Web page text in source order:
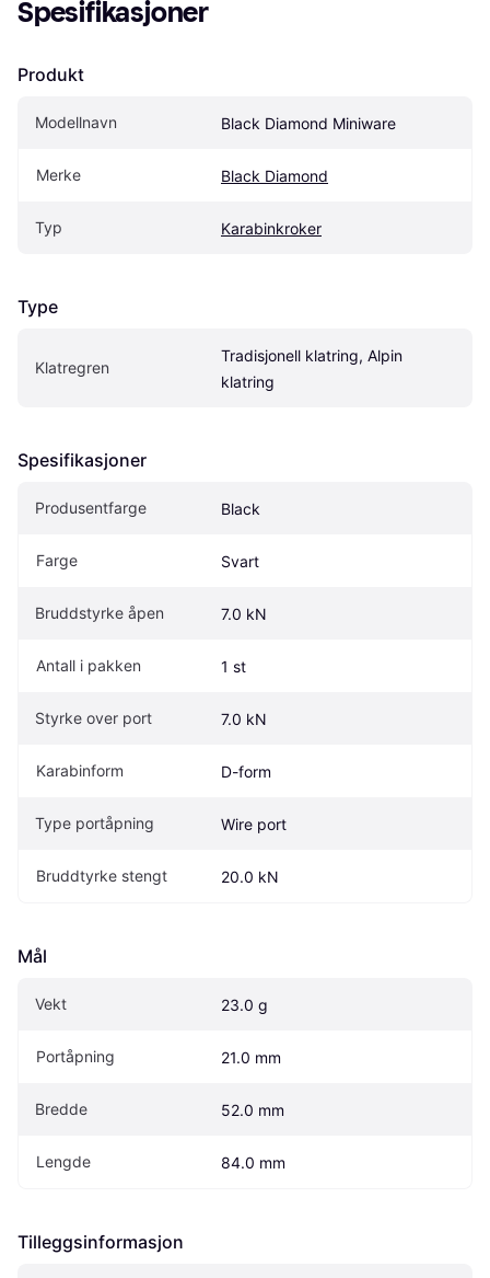
Spesifikasjoner
Produkt
Modellnavn Black Diamond Miniware
Merke Black Diamond
Typ Karabinkroker
Type
Klatregren
Tradisjonell klatring, Alpin
klatring
Spesifikasjoner
Produsentfarge Black
Farge Svart
Bruddstyrke åpen 7.0 kN
Antall i pakken 1 st
Styrke over port 7.0 kN
Karabinform D-form
Type portåpning Wire port
Bruddtyrke stengt 20.0 kN
Mål
Vekt 23.0 g
Portåpning 21.0 mm
Bredde 52.0 mm
Lengde 84.0 mm
Tilleggsinformasjon